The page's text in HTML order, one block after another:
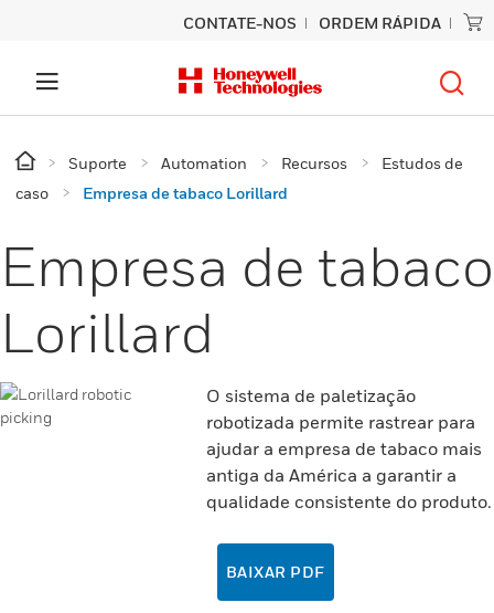
CONTATE-NOS ORDEM RÁPIDA
Suporte Automation Recursos
Estudos de
caso
Empresa de tabaco Lorillard
Empresa de tabaco
Lorillard
O sistema de paletização
robotizada permite rastrear para
ajudar a empresa de tabaco mais
antiga da América a garantir a
qualidade consistente do produto.
BAIXAR PDF